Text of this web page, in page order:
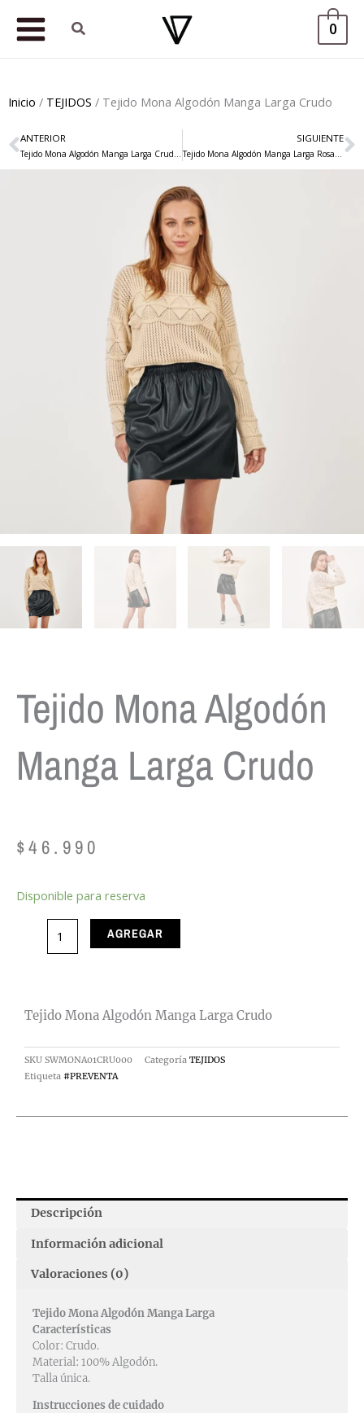
Buscar 0
Inicio / TEJIDOS / Tejido Mona Algodón Manga Larga Crudo
Ant
ANTERIOR
Tejido Mona Algodón Manga Larga Crudo / Negro
SIGUIENTE
Tejido Mona Algodón Manga Larga Rosa Flúor
Tejido Mona Algodón
Manga Larga Crudo
$46.990
Disponible para reserva
Tejido
Algodón
cantidad
AGREGAR
Tejido Mona Algodón Manga Larga Crudo
SKU SWMONA01CRU000 Categoría TEJIDOS
Etiqueta #PREVENTA
Descripción
Información adicional
Valoraciones (0)
Tejido Mona Algodón Manga Larga
Características
Color: Crudo.
Material: 100% Algodón.
Talla única.
Instrucciones de cuidado